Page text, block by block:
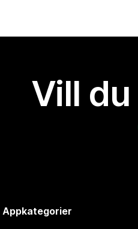
Vill
Appkategorier